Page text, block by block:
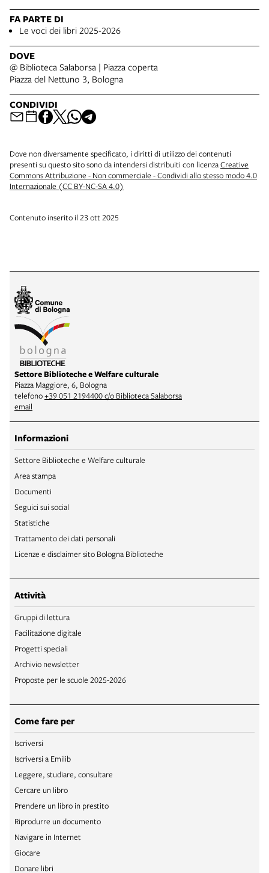
FA PARTE DI
Le voci dei libri 2025-2026
DOVE
@ Biblioteca Salaborsa | Piazza coperta
Piazza del Nettuno 3, Bologna
CONDIVIDI
Dove non diversamente specificato, i diritti di utilizzo dei contenuti
presenti su questo sito sono da intendersi distribuiti con licenzaCreative
Commons Attribuzione - Non commerciale - Condividi allo stesso modo 4.0
Internazionale (CC BY-NC-SA 4.0)
Contenuto inserito il 23 ott 2025
Settore Biblioteche e Welfare culturale
Piazza Maggiore, 6, Bologna
telefono+39 051 2194400 c/o Biblioteca Salaborsa
email
Informazioni
Settore Biblioteche e Welfare culturale
Area stampa
Documenti
Seguici sui social
Statistiche
Trattamento dei dati personali
Licenze e disclaimer sito Bologna Biblioteche
Attività
Gruppi di lettura
Facilitazione digitale
Progetti speciali
Archivio newsletter
Proposte per le scuole 2025-2026
Come fare per
Iscriversi
Iscriversi a Emilib
Leggere, studiare, consultare
Cercare un libro
Prendere un libro in prestito
Riprodurre un documento
Navigare in Internet
Giocare
Donare libri